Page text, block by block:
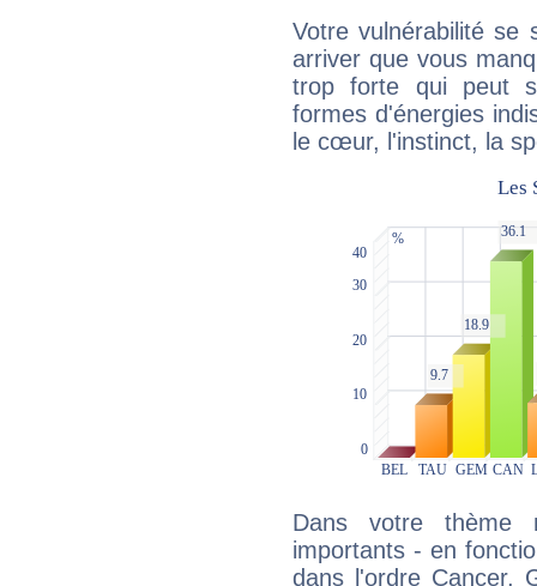
Votre vulnérabilité se
arriver que vous
trop forte qui peut
formes d'énergies
le cœur, l'instinct, la
Dans votre thème
importants - en
dans l'ordre Cancer,